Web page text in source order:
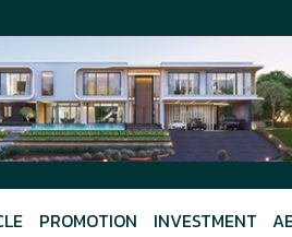
PROMOTION INVESTMENT